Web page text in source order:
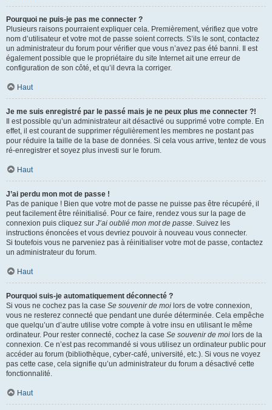
Pourquoi ne puis-je pas me connecter ?
Plusieurs raisons pourraient expliquer cela. Premièrement, vérifiez que votre
nom d’utilisateur et votre mot de passe soient corrects. S’ils le sont, contactez
un administrateur du forum pour vérifier que vous n’avez pas été banni. Il est
également possible que le propriétaire du site Internet ait une erreur de
configuration de son côté, et qu’il devra la corriger.
Haut
Je me suis enregistré par le passé mais je ne peux plus me connecter ?!
Il est possible qu’un administrateur ait désactivé ou supprimé votre compte. En
effet, il est courant de supprimer régulièrement les membres ne postant pas
pour réduire la taille de la base de données. Si cela vous arrive, tentez de vous
ré-enregistrer et soyez plus investi sur le forum.
Haut
J’ai perdu mon mot de passe !
Pas de panique ! Bien que votre mot de passe ne puisse pas être récupéré, il
peut facilement être réinitialisé. Pour ce faire, rendez vous sur la page de
connexion puis cliquez sur J’ai oublié mon mot de passe. Suivez les
instructions énoncées et vous devriez pouvoir à nouveau vous connecter.
Si toutefois vous ne parveniez pas à réinitialiser votre mot de passe, contactez
un administrateur du forum.
Haut
Pourquoi suis-je automatiquement déconnecté ?
Si vous ne cochez pas la case Se souvenir de moi lors de votre connexion,
vous ne resterez connecté que pendant une durée déterminée. Cela empêche
que quelqu’un d’autre utilise votre compte à votre insu en utilisant le même
ordinateur. Pour rester connecté, cochez la case Se souvenir de moi lors de la
connexion. Ce n’est pas recommandé si vous utilisez un ordinateur public pour
accéder au forum (bibliothèque, cyber-café, université, etc.). Si vous ne voyez
pas cette case, cela signifie qu’un administrateur du forum a désactivé cette
fonctionnalité.
Haut